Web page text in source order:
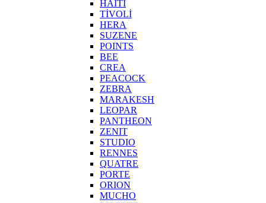
HAİTİ
TİVOLİ
HERA
SUZENE
POINTS
BEE
CREA
PEACOCK
ZEBRA
MARAKESH
LEOPAR
PANTHEON
ZENIT
STUDIO
RENNES
QUATRE
PORTE
ORION
MUCHO